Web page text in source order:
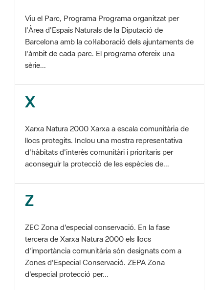
l'àmbit de cada parc. El programa ofereix una
sèrie...
X
llocs protegits. Inclou una mostra representativa
aconseguir la protecció de les espècies de...
Z
tercera de Xarxa Natura 2000 els llocs
Zones d'Especial Conservació. ZEPA Zona
d'especial protecció per...